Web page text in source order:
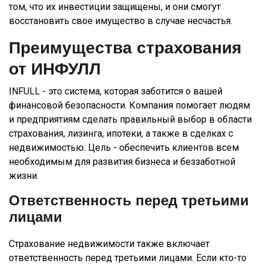
том, что их инвестиции защищены, и они смогут
восстановить свое имущество в случае несчастья.
Преимущества страхования
от ИНФУЛЛ
INFULL - это система, которая заботится о вашей
финансовой безопасности. Компания помогает людям
и предприятиям сделать правильный выбор в области
страхования, лизинга, ипотеки, а также в сделках с
недвижимостью. Цель - обеспечить клиентов всем
необходимым для развития бизнеса и беззаботной
жизни.
Ответственность перед третьими
лицами
Страхование недвижимости также включает
ответственность перед третьими лицами. Если кто-то